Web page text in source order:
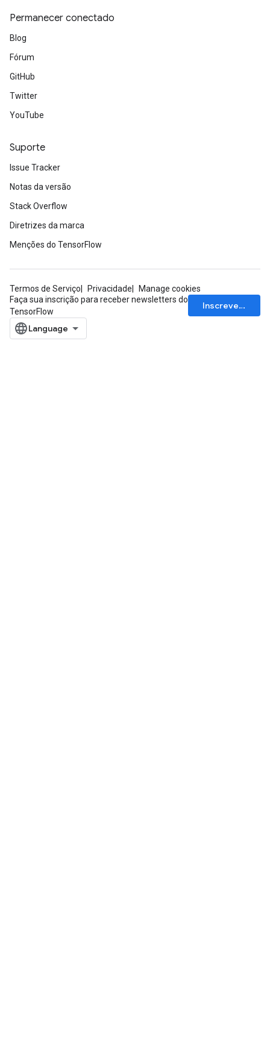
Permanecer conectado
Blog
Fórum
GitHub
Twitter
YouTube
Suporte
Issue Tracker
Notas da versão
Stack Overflow
Diretrizes da marca
Menções do TensorFlow
Termos de Serviço Privacidade
Manage cookies
Faça sua inscrição para receber newsletters do
TensorFlow
Inscrever-se